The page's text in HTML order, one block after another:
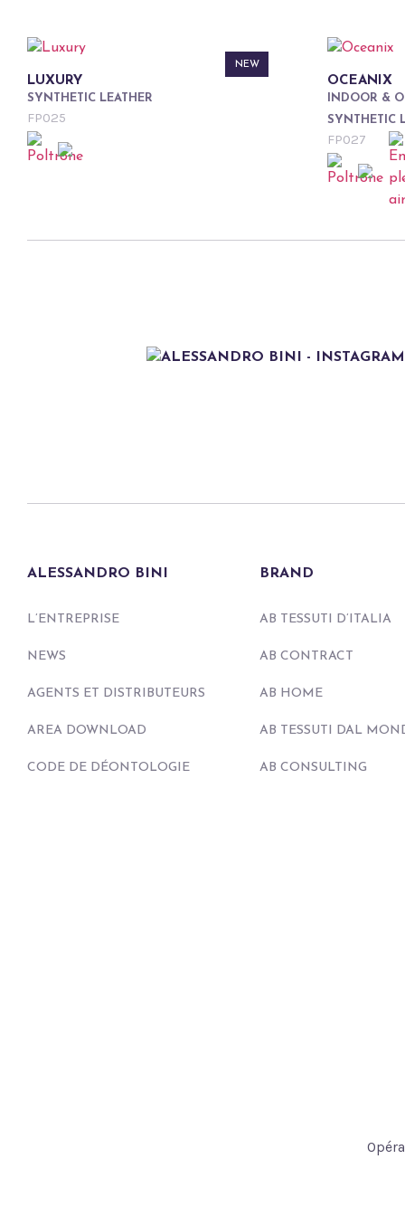
NEW
LUXURY
SYNTHETIC LEATHER
FP025
OCEANIX
INDOOR &
SYNTHETIC
FP027
ALESSANDRO BINI
L’ENTREPRISE
NEWS
AGENTS ET DISTRIBUTEURS
AREA DOWNLOAD
CODE DE DÉONTOLOGIE
BRAND
AB TESSUTI D’ITALIA
AB CONTRACT
AB HOME
AB TESSUTI DAL
AB CONSULTING